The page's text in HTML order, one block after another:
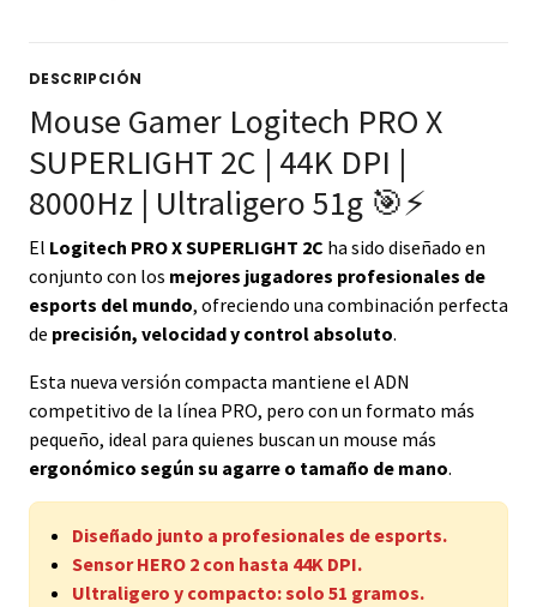
DESCRIPCIÓN
Mouse Gamer Logitech PRO X
SUPERLIGHT 2C | 44K DPI |
8000Hz | Ultraligero 51g 🎯⚡
El Logitech PRO X SUPERLIGHT 2C ha sido diseñado en
conjunto con los mejores jugadores profesionales de
esports del mundo, ofreciendo una combinación perfecta
de precisión, velocidad y control absoluto.
Esta nueva versión compacta mantiene el ADN
competitivo de la línea PRO, pero con un formato más
pequeño, ideal para quienes buscan un mouse más
ergonómico según su agarre o tamaño de mano.
Diseñado junto a profesionales de esports.
Sensor HERO 2 con hasta 44K DPI.
Ultraligero y compacto: solo 51 gramos.